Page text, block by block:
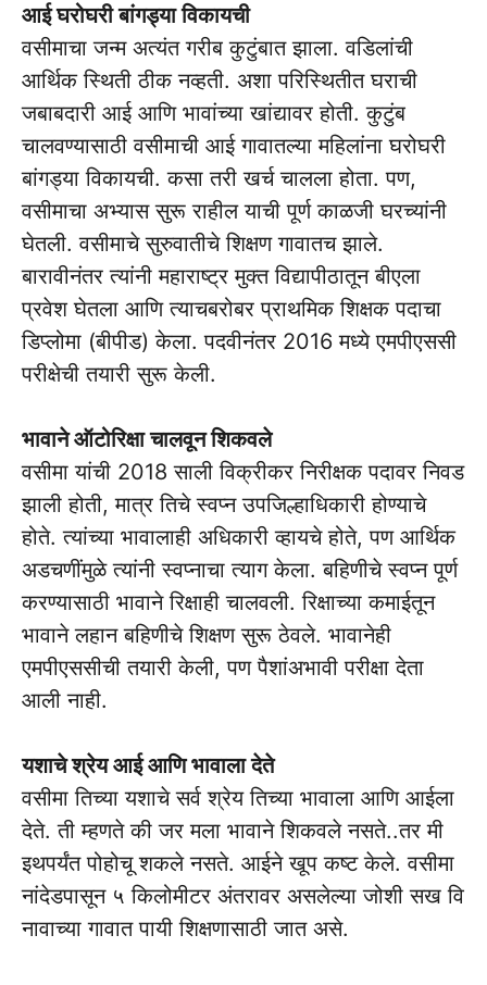
आई घरोघरी बांगड्या विकायची
वसीमाचा जन्म अत्यंत गरीब कुटुंबात झाला. वडिलांची
आर्थिक स्थिती ठीक नव्हती. अशा परिस्थितीत घराची
जबाबदारी आई आणि भावांच्या खांद्यावर होती. कुटुंब
चालवण्यासाठी वसीमाची आई गावातल्या महिलांना घरोघरी
बांगड्या विकायची. कसा तरी खर्च चालला होता. पण,
वसीमाचा अभ्यास सुरू राहील याची पूर्ण काळजी घरच्यांनी
घेतली. वसीमाचे सुरुवातीचे शिक्षण गावातच झाले.
बारावीनंतर त्यांनी महाराष्ट्र मुक्त विद्यापीठातून बीएला
प्रवेश घेतला आणि त्याचबरोबर प्राथमिक शिक्षक पदाचा
डिप्लोमा (बीपीड) केला. पदवीनंतर 2016 मध्ये एमपीएससी
परीक्षेची तयारी सुरू केली.
भावाने ऑटोरिक्षा चालवून शिकवले
वसीमा यांची 2018 साली विक्रीकर निरीक्षक पदावर निवड
झाली होती, मात्र तिचे स्वप्न उपजिल्हाधिकारी होण्याचे
होते. त्यांच्या भावालाही अधिकारी व्हायचे होते, पण आर्थिक
अडचणींमुळे त्यांनी स्वप्नाचा त्याग केला. बहिणीचे स्वप्न पूर्ण
करण्यासाठी भावाने रिक्षाही चालवली. रिक्षाच्या कमाईतून
भावाने लहान बहिणीचे शिक्षण सुरू ठेवले. भावानेही
एमपीएससीची तयारी केली, पण पैशांअभावी परीक्षा देता
आली नाही.
यशाचे श्रेय आई आणि भावाला देते
वसीमा तिच्या यशाचे सर्व श्रेय तिच्या भावाला आणि आईला
देते. ती म्हणते की जर मला भावाने शिकवले नसते..तर मी
इथपर्यंत पोहोचू शकले नसते. आईने खूप कष्ट केले. वसीमा
नांदेडपासून ५ किलोमीटर अंतरावर असलेल्या जोशी सख वि
नावाच्या गावात पायी शिक्षणासाठी जात असे.